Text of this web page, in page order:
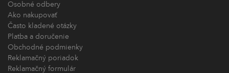
Osobné odbery
Ako nakupovať
Často kladené otázky
Platba a doručenie
Obchodné podmienky
Reklamačný poriadok
Reklamačný formulár